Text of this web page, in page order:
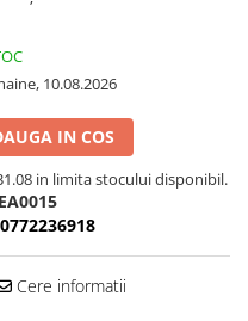
10.08.2026
IN COS
in limita stocului disponibil.
0772236918
Cere informatii